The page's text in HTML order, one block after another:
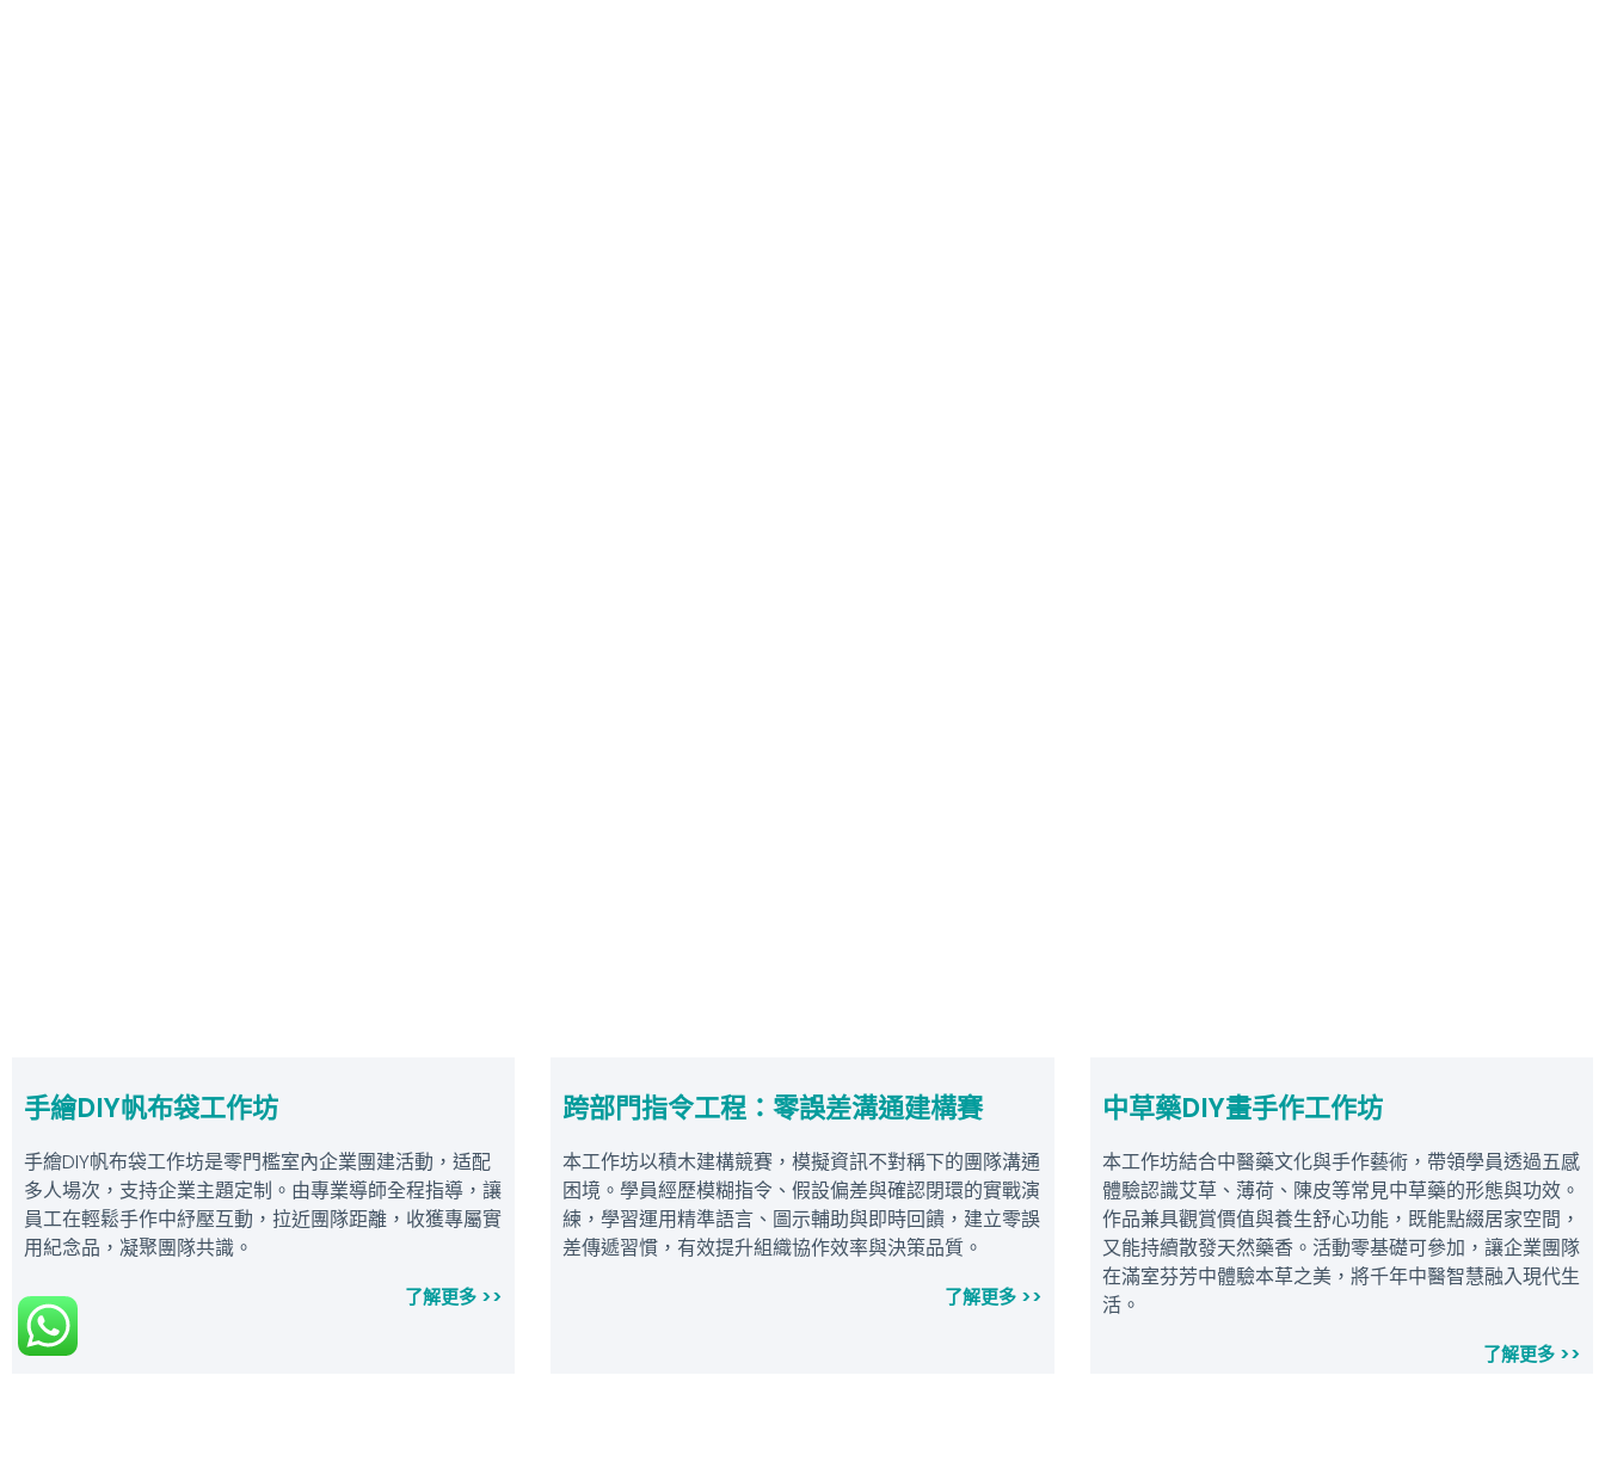
手繪DIY帆布袋工作坊
手繪DIY帆布袋工作坊是零門檻室內企業團建活動，适配
多人場次，支持企業主題定制。由專業導師全程指導，讓
員工在輕鬆手作中紓壓互動，拉近團隊距離，收獲專屬實
用紀念品，凝聚團隊共識。
了解更多 >>
跨部⾨指令⼯程：零誤差溝通建構賽
本工作坊以積木建構競賽，模擬資訊不對稱下的團隊溝通
困境。學員經歷模糊指令、假設偏差與確認閉環的實戰演
練，學習運用精準語言、圖示輔助與即時回饋，建立零誤
差傳遞習慣，有效提升組織協作效率與決策品質。
了解更多 >>
中草藥DIY畫手作工作坊
本工作坊結合中醫藥文化與手作藝術，帶領學員透過五感
體驗認識艾草、薄荷、陳皮等常見中草藥的形態與功效。
作品兼具觀賞價值與養生舒心功能，既能點綴居家空間，
又能持續散發天然藥香。活動零基礎可參加，讓企業團隊
在滿室芬芳中體驗本草之美，將千年中醫智慧融入現代生
活。
了解更多 >>